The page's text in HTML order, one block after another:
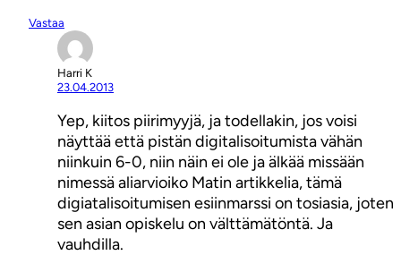
Vastaa
Harri K
23.04.2013
Yep, kiitos piirimyyjä, ja todellakin, jos voisi
näyttää että pistän digitalisoitumista vähän
niinkuin 6-0, niin näin ei ole ja älkää missään
nimessä aliarvioiko Matin artikkelia, tämä
digiatalisoitumisen esiinmarssi on tosiasia, joten
sen asian opiskelu on välttämätöntä. Ja
vauhdilla.